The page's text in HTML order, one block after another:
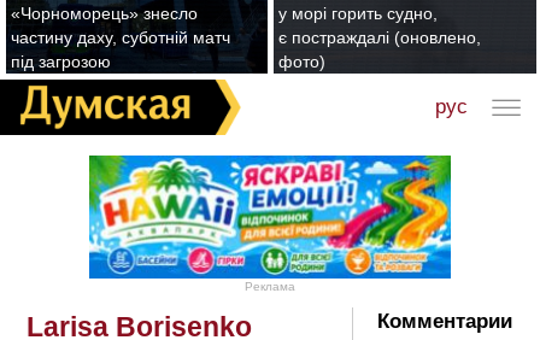
«Чорноморець» знесло
частину даху, суботній матч
під загрозою
у морі горить судно,
є постраждалі (оновлено,
фото)
рус
Реклама
Larisa Borisenko
Комментарии